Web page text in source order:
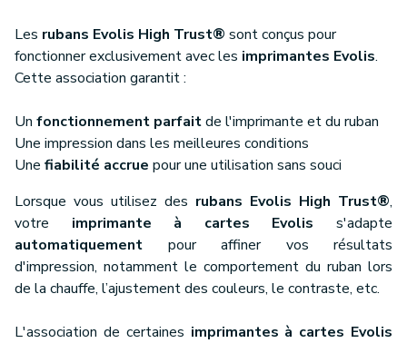
Les rubans Evolis High Trust® sont conçus pour
fonctionner exclusivement avec les imprimantes Evolis.
Cette association garantit :
Un fonctionnement parfaitde l'imprimante et du ruban
Une impression dans les meilleures conditions
Une fiabilité accrue pour une utilisation sans souci
Lorsque vous utilisez des rubans Evolis High Trust®,
votre imprimante à cartes Evolis s'adapte
automatiquement pour affiner vos résultats
d'impression, notamment le comportement du ruban lors
de la chauffe, l’ajustement des couleurs, le contraste, etc.
L'association de certaines imprimantes à cartes Evolis